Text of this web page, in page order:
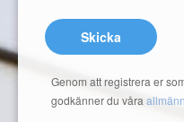
Skicka
Genom att registrera er
godkänner du våra